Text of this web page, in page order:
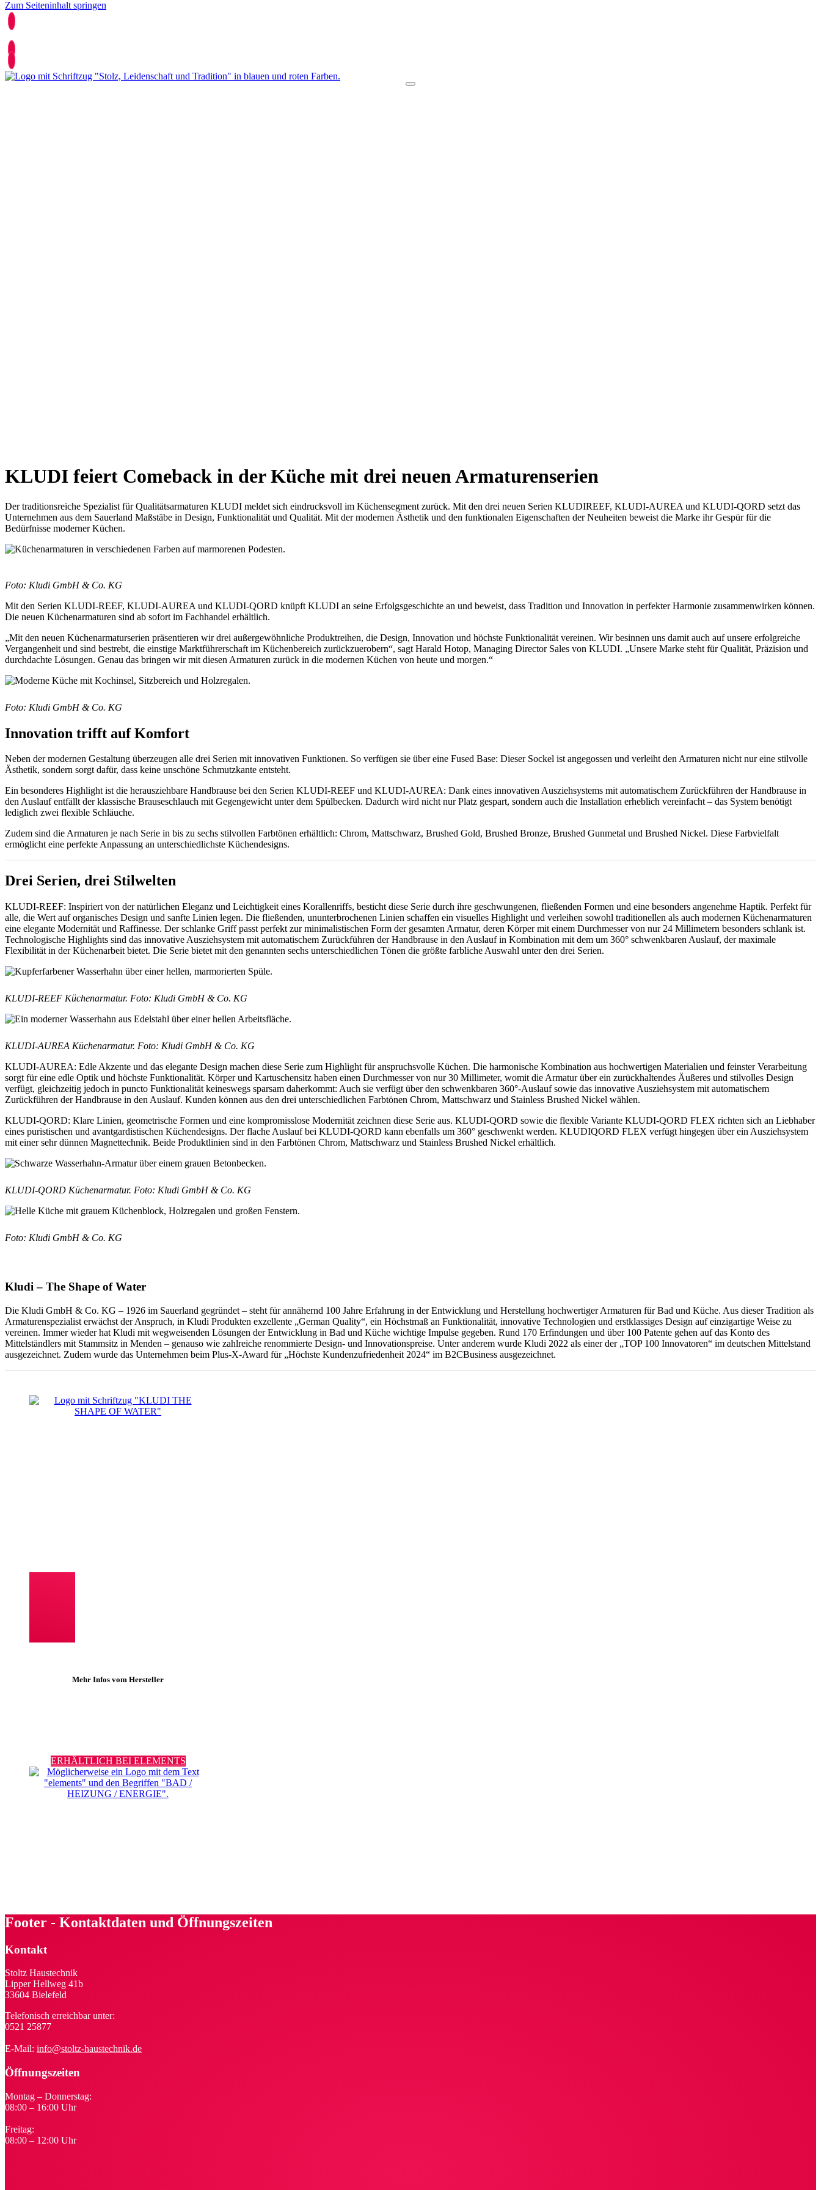
Zum Seiteninhalt springen
0521 25877
KLUDI feiert Comeback in der Küche mit drei neuen Armaturenserien
Der traditionsreiche Spezialist für Qualitätsarmaturen KLUDI meldet sich eindrucksvoll im Küchensegment zurück. Mit den drei neuen Serien KLUDIREEF, KLUDI-AUREA und KLUDI-QORD setzt das
Unternehmen aus dem Sauerland Maßstäbe in Design, Funktionalität und Qualität. Mit der modernen Ästhetik und den funktionalen Eigenschaften der Neuheiten beweist die Marke ihr Gespür für die
Bedürfnisse moderner Küchen.
Foto: Kludi GmbH & Co. KG
Mit den Serien KLUDI-REEF, KLUDI-AUREA und KLUDI-QORD knüpft KLUDI an seine Erfolgsgeschichte an und beweist, dass Tradition und Innovation in perfekter Harmonie zusammenwirken können.
Die neuen Küchenarmaturen sind ab sofort im Fachhandel erhältlich.
„Mit den neuen Küchenarmaturserien präsentieren wir drei außergewöhnliche Produktreihen, die Design, Innovation und höchste Funktionalität vereinen. Wir besinnen uns damit auch auf unsere erfolgreiche
Vergangenheit und sind bestrebt, die einstige Marktführerschaft im Küchenbereich zurückzuerobern“, sagt Harald Hotop, Managing Director Sales von KLUDI. „Unsere Marke steht für Qualität, Präzision und
durchdachte Lösungen. Genau das bringen wir mit diesen Armaturen zurück in die modernen Küchen von heute und morgen.“
Foto: Kludi GmbH & Co. KG
Innovation trifft auf Komfort
Neben der modernen Gestaltung überzeugen alle drei Serien mit innovativen Funktionen. So verfügen sie über eine Fused Base: Dieser Sockel ist angegossen und verleiht den Armaturen nicht nur eine stilvolle
Ästhetik, sondern sorgt dafür, dass keine unschöne Schmutzkante entsteht.
Ein besonderes Highlight ist die herausziehbare Handbrause bei den Serien KLUDI-REEF und KLUDI-AUREA: Dank eines innovativen Ausziehsystems mit automatischem Zurückführen der Handbrause in
den Auslauf entfällt der klassische Brauseschlauch mit Gegengewicht unter dem Spülbecken. Dadurch wird nicht nur Platz gespart, sondern auch die Installation erheblich vereinfacht – das System benötigt
lediglich zwei flexible Schläuche.
Zudem sind die Armaturen je nach Serie in bis zu sechs stilvollen Farbtönen erhältlich: Chrom, Mattschwarz, Brushed Gold, Brushed Bronze, Brushed Gunmetal und Brushed Nickel. Diese Farbvielfalt
ermöglicht eine perfekte Anpassung an unterschiedlichste Küchendesigns.
Drei Serien, drei Stilwelten
KLUDI-REEF: Inspiriert von der natürlichen Eleganz und Leichtigkeit eines Korallenriffs, besticht diese Serie durch ihre geschwungenen, fließenden Formen und eine besonders angenehme Haptik. Perfekt für
alle, die Wert auf organisches Design und sanfte Linien legen. Die fließenden, ununterbrochenen Linien schaffen ein visuelles Highlight und verleihen sowohl traditionellen als auch modernen Küchenarmaturen
eine elegante Modernität und Raffinesse. Der schlanke Griff passt perfekt zur minimalistischen Form der gesamten Armatur, deren Körper mit einem Durchmesser von nur 24 Millimetern besonders schlank ist.
Technologische Highlights sind das innovative Ausziehsystem mit automatischem Zurückführen der Handbrause in den Auslauf in Kombination mit dem um 360° schwenkbaren Auslauf, der maximale
Flexibilität in der Küchenarbeit bietet. Die Serie bietet mit den genannten sechs unterschiedlichen Tönen die größte farbliche Auswahl unter den drei Serien.
KLUDI-REEF Küchenarmatur. Foto: Kludi GmbH & Co. KG
KLUDI-AUREA Küchenarmatur. Foto: Kludi GmbH & Co. KG
KLUDI-AUREA: Edle Akzente und das elegante Design machen diese Serie zum Highlight für anspruchsvolle Küchen. Die harmonische Kombination aus hochwertigen Materialien und feinster Verarbeitung
sorgt für eine edle Optik und höchste Funktionalität. Körper und Kartuschensitz haben einen Durchmesser von nur 30 Millimeter, womit die Armatur über ein zurückhaltendes Äußeres und stilvolles Design
verfügt, gleichzeitig jedoch in puncto Funktionalität keineswegs sparsam daherkommt: Auch sie verfügt über den schwenkbaren 360°-Auslauf sowie das innovative Ausziehsystem mit automatischem
Zurückführen der Handbrause in den Auslauf. Kunden können aus den drei unterschiedlichen Farbtönen Chrom, Mattschwarz und Stainless Brushed Nickel wählen.
KLUDI-QORD: Klare Linien, geometrische Formen und eine kompromisslose Modernität zeichnen diese Serie aus. KLUDI-QORD sowie die flexible Variante KLUDI-QORD FLEX richten sich an Liebhaber
eines puristischen und avantgardistischen Küchendesigns. Der flache Auslauf bei KLUDI-QORD kann ebenfalls um 360° geschwenkt werden. KLUDIQORD FLEX verfügt hingegen über ein Ausziehsystem
mit einer sehr dünnen Magnettechnik. Beide Produktlinien sind in den Farbtönen Chrom, Mattschwarz und Stainless Brushed Nickel erhältlich.
KLUDI-QORD Küchenarmatur. Foto: Kludi GmbH & Co. KG
Foto: Kludi GmbH & Co. KG
Kludi – The Shape of Water
Die Kludi GmbH & Co. KG – 1926 im Sauerland gegründet – steht für annähernd 100 Jahre Erfahrung in der Entwicklung und Herstellung hochwertiger Armaturen für Bad und Küche. Aus dieser Tradition als
Armaturenspezialist erwächst der Anspruch, in Kludi Produkten exzellente „German Quality“, ein Höchstmaß an Funktionalität, innovative Technologien und erstklassiges Design auf einzigartige Weise zu
vereinen. Immer wieder hat Kludi mit wegweisenden Lösungen der Entwicklung in Bad und Küche wichtige Impulse gegeben. Rund 170 Erfindungen und über 100 Patente gehen auf das Konto des
Mittelständlers mit Stammsitz in Menden – genauso wie zahlreiche renommierte Design- und Innovationspreise. Unter anderem wurde Kludi 2022 als einer der „TOP 100 Innovatoren“ im deutschen Mittelstand
ausgezeichnet. Zudem wurde das Unternehmen beim Plus-X-Award für „Höchste Kundenzufriedenheit 2024“ im B2CBusiness ausgezeichnet.
Mehr Infos vom Hersteller
ERHÄLTLICH BEI ELEMENTS
Footer - Kontaktdaten und Öffnungszeiten
Kontakt
Stoltz Haustechnik
Lipper Hellweg 41b
33604 Bielefeld
Telefonisch erreichbar unter:
0521 25877
E-Mail: info@stoltz-haustechnik.de
Öffnungszeiten
Montag – Donnerstag:
08:00 – 16:00 Uhr
Freitag:
08:00 – 12:00 Uhr